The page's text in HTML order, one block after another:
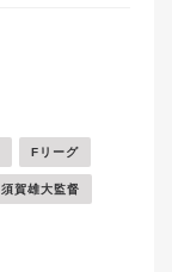
Fリーグ
須賀雄大監督